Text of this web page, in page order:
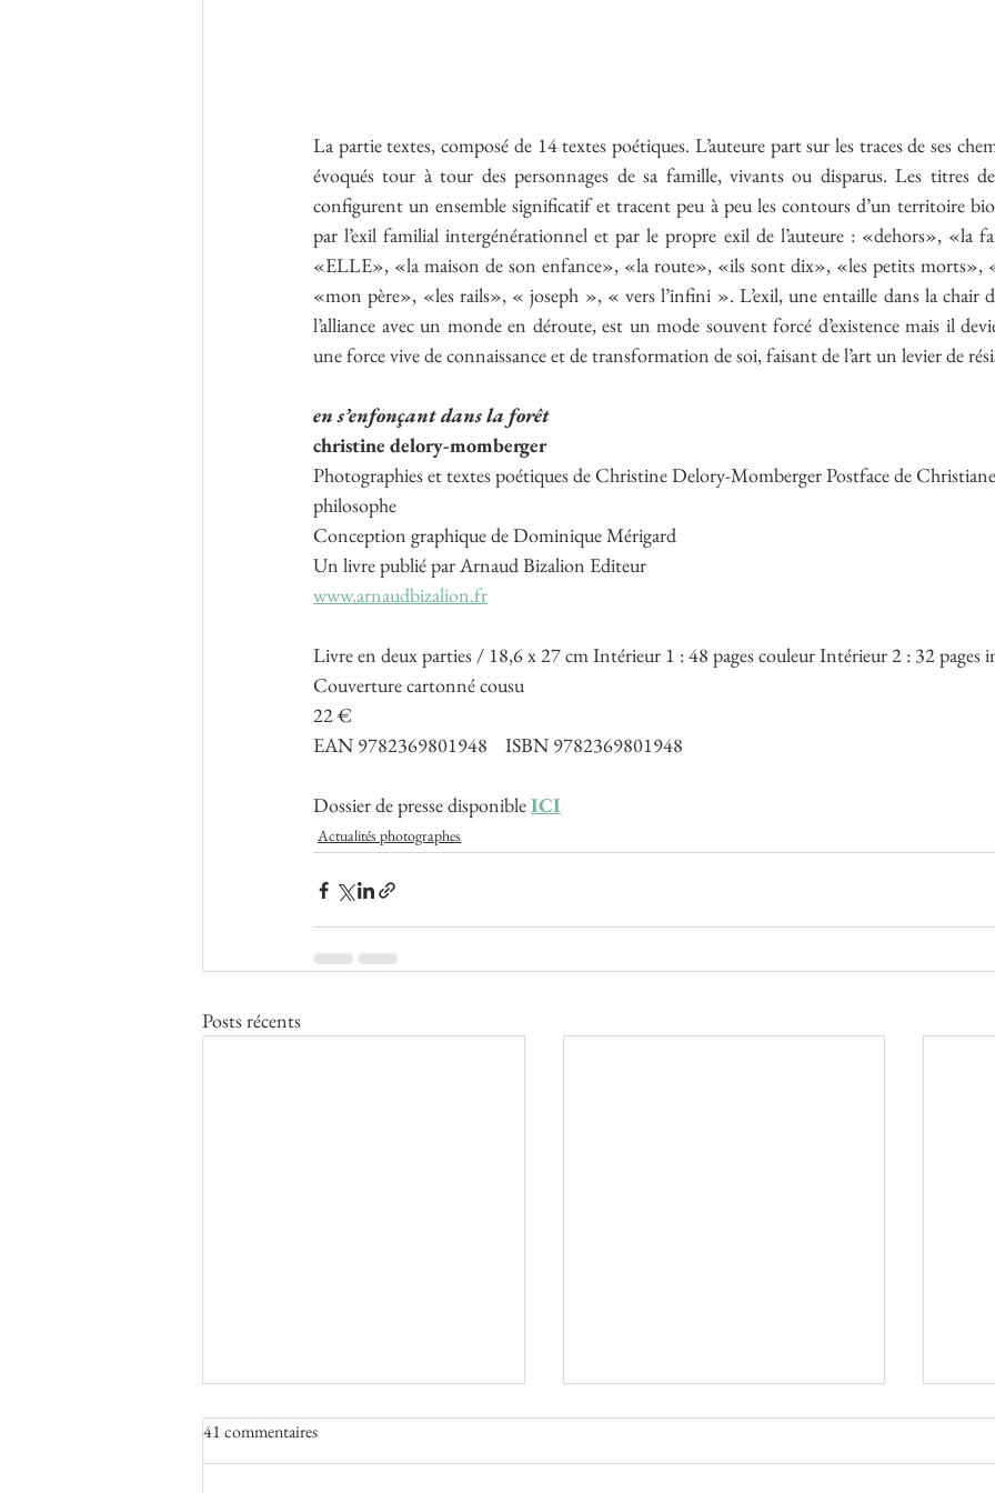
La partie textes, composé de 14 textes poétiques. L’auteure part sur les traces de ses
évoqués tour à tour des personnages de sa famille, vivants ou disparus. Les titres
configurent un ensemble significatif et tracent peu à peu les contours d’un territoire
par l’exil familial intergénérationnel et par le propre exil de l’auteure : «dehors», «la
«ELLE», «la maison de son enfance», «la route», «ils sont dix», «les petits morts»,
«mon père», «les rails», « joseph », « vers l’infini ». L’exil, une entaille dans la chair
l’alliance avec un monde en déroute, est un mode souvent forcé d’existence mais il
une force vive de connaissance et de transformation de soi, faisant de l’art un levier de
en s’enfonçant dans la forêt
christine delory-momberger
Photographies et textes poétiques de Christine Delory-Momberger Postface de
philosophe
Conception graphique de Dominique Mérigard
Un livre publié par Arnaud Bizalion Editeur
www.arnaudbizalion.fr
Livre en deux parties / 18,6 x 27 cm Intérieur 1 : 48 pages couleur Intérieur 2 : 32 pages
Couverture cartonné cousu
22 €
EAN 9782369801948    ISBN 9782369801948
Dossier de presse disponible ICI
Actualités photographes
Posts récents
41 commentaires